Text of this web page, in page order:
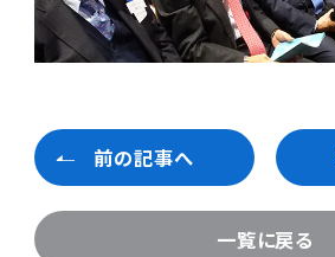
前の記事へ
一覧に戻る